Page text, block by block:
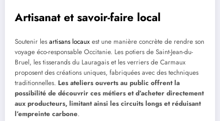
Artisanat et savoir-faire local
Soutenir les artisans locaux est une manière concrète de rendre son
voyage éco-responsable Occitanie. Les potiers de Saint-Jean-du-
Bruel, les tisserands du Lauragais et les verriers de Carmaux
proposent des créations uniques, fabriquées avec des techniques
traditionnelles. Les ateliers ouverts au public offrent la
possibilité de découvrir ces métiers et d’acheter directement
aux producteurs, limitant ainsi les circuits longs et réduisant
l’empreinte carbone.